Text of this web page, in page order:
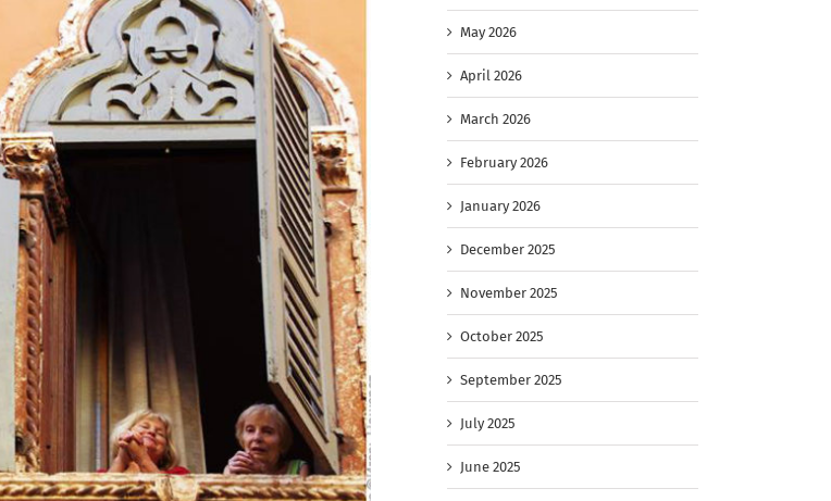
May 2026
April 2026
March 2026
February 2026
January 2026
December 2025
November 2025
October 2025
September 2025
July 2025
June 2025